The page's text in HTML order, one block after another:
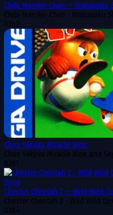
Chibi Maruko-Chan — Wakuwaku
Chibi Maruko-Chan - Wakuwaku
0242
Chou Yakyuu Miracle Nine
Chou Yakyuu Miracle Nine для
0381
Chester Cheetah 2 — Wild Wild
Chester Cheetah 2 - Wild Wild
0384